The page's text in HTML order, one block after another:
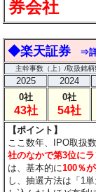
券会社
◆楽天証券 ⇒
主幹事数（上）/取扱銘柄
2025 2024
0社
43社
0社
54社
【ポイント】
ここ数年、IPO取扱
社のなかで第3位に
は、基本的に100％
し、抽選方法は「1